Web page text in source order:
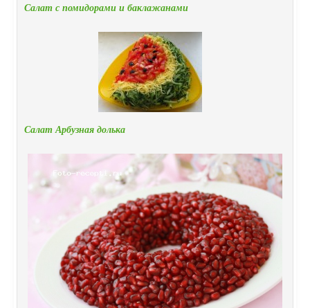
Салат с помидорами и баклажанами
Салат Арбузная долька